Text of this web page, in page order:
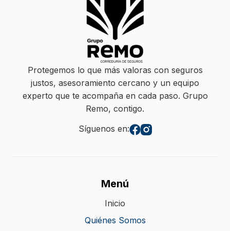
Protegemos lo que más valoras con seguros
justos, asesoramiento cercano y un equipo
experto que te acompaña en cada paso. Grupo
Remo, contigo.
Síguenos en:
Menú
Inicio
Quiénes Somos